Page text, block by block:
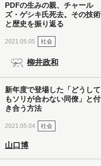
PDFの生みの親、チャール
ズ・ゲシキ氏死去。その技術
と歴史を振り返る
2021.05.05 社会
柳井政和
新年度で登場した「どうして
もソリが合わない同僚」と付
き合う方法
2021.05.04 社会
山口博